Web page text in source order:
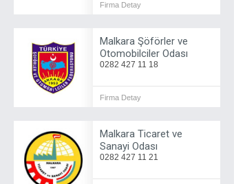
Firma Detay
Malkara Şöförler ve
Otomobilciler Odası
0282 427 11 18
Firma Detay
Malkara Ticaret ve
Sanayi Odası
0282 427 11 21